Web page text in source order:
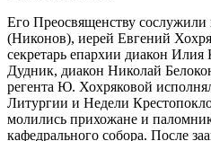
Его Преосвященству
(Никонов), иерей Евгений
секретарь епархии диакон
Дудник, диакон Николай
регента Ю. Хохряковой
Литургии и Недели
молились прихожане и
кафедрального собора. После